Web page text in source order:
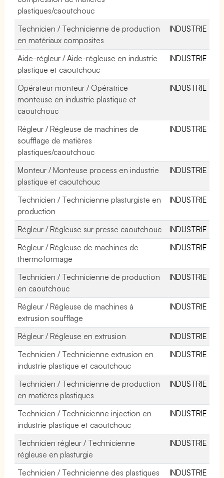
plastiques/caoutchouc
Technicien / Technicienne de production
en matériaux composites
INDUSTRIE
Aide-régleur / Aide-régleuse en industrie
plastique et caoutchouc
INDUSTRIE
Opérateur monteur / Opératrice
monteuse en industrie plastique et
caoutchouc
INDUSTRIE
Régleur / Régleuse de machines de
soufflage de matières
plastiques/caoutchouc
INDUSTRIE
Monteur / Monteuse process en industrie
plastique et caoutchouc
INDUSTRIE
Technicien / Technicienne plasturgiste en
production
INDUSTRIE
Régleur / Régleuse sur presse caoutchouc
INDUSTRIE
Régleur / Régleuse de machines de
thermoformage
INDUSTRIE
Technicien / Technicienne de production
en caoutchouc
INDUSTRIE
Régleur / Régleuse de machines à
extrusion soufflage
INDUSTRIE
Régleur / Régleuse en extrusion
INDUSTRIE
Technicien / Technicienne extrusion en
industrie plastique et caoutchouc
INDUSTRIE
Technicien / Technicienne de production
en matières plastiques
INDUSTRIE
Technicien / Technicienne injection en
industrie plastique et caoutchouc
INDUSTRIE
Technicien régleur / Technicienne
régleuse en plasturgie
INDUSTRIE
Technicien / Technicienne des plastiques
INDUSTRIE